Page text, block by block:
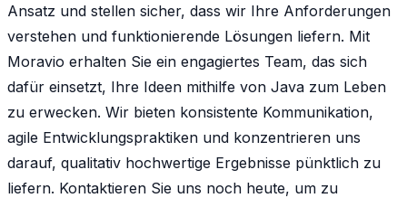
Ansatz und stellen sicher, dass wir Ihre Anforderungen
verstehen und funktionierende Lösungen liefern. Mit
Moravio erhalten Sie ein engagiertes Team, das sich
dafür einsetzt, Ihre Ideen mithilfe von Java zum Leben
zu erwecken. Wir bieten konsistente Kommunikation,
agile Entwicklungspraktiken und konzentrieren uns
darauf, qualitativ hochwertige Ergebnisse pünktlich zu
liefern. Kontaktieren Sie uns noch heute, um zu